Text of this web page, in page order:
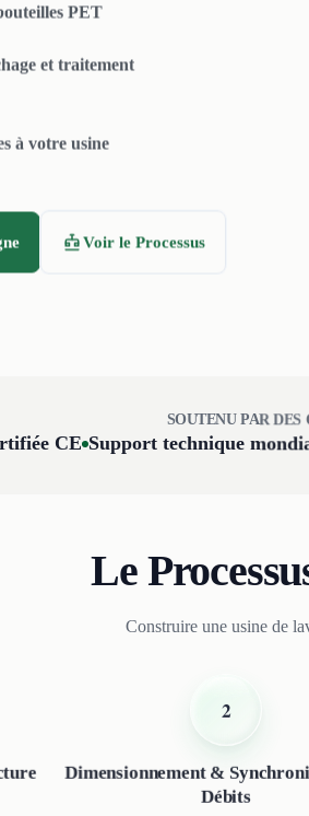
PET
et traitement
à votre usine
Voir le Processus
SOUTENU PAR
CE Support technique
Le
Construire une usine de
2
Dimensionnement &
Débits